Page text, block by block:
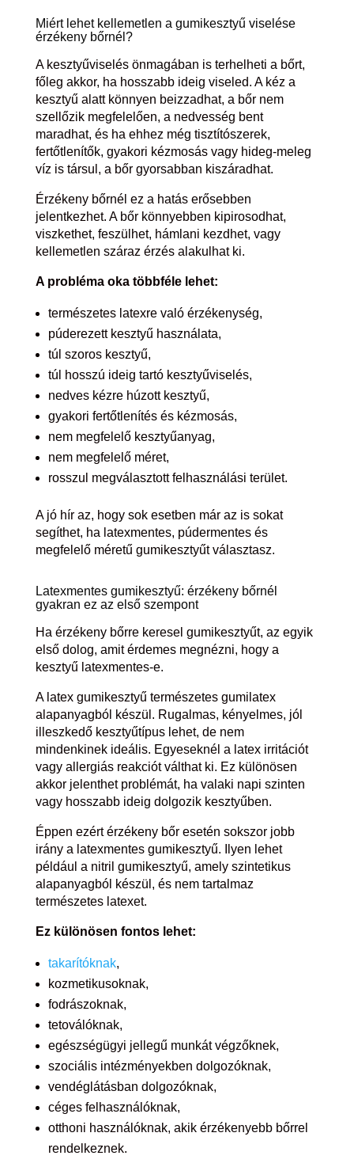
Miért lehet kellemetlen a gumikesztyű viselése
érzékeny bőrnél?
A kesztyűviselés önmagában is terhelheti a bőrt,
főleg akkor, ha hosszabb ideig viseled. A kéz a
kesztyű alatt könnyen beizzadhat, a bőr nem
szellőzik megfelelően, a nedvesség bent
maradhat, és ha ehhez még tisztítószerek,
fertőtlenítők, gyakori kézmosás vagy hideg-meleg
víz is társul, a bőr gyorsabban kiszáradhat.
Érzékeny bőrnél ez a hatás erősebben
jelentkezhet. A bőr könnyebben kipirosodhat,
viszkethet, feszülhet, hámlani kezdhet, vagy
kellemetlen száraz érzés alakulhat ki.
A probléma oka többféle lehet:
természetes latexre való érzékenység,
púderezett kesztyű használata,
túl szoros kesztyű,
túl hosszú ideig tartó kesztyűviselés,
nedves kézre húzott kesztyű,
gyakori fertőtlenítés és kézmosás,
nem megfelelő kesztyűanyag,
nem megfelelő méret,
rosszul megválasztott felhasználási terület.
A jó hír az, hogy sok esetben már az is sokat
segíthet, ha latexmentes, púdermentes és
megfelelő méretű gumikesztyűt választasz.
Latexmentes gumikesztyű: érzékeny bőrnél
gyakran ez az első szempont
Ha érzékeny bőrre keresel gumikesztyűt, az egyik
első dolog, amit érdemes megnézni, hogy a
kesztyű latexmentes-e.
A latex gumikesztyű természetes gumilatex
alapanyagból készül. Rugalmas, kényelmes, jól
illeszkedő kesztyűtípus lehet, de nem
mindenkinek ideális. Egyeseknél a latex irritációt
vagy allergiás reakciót válthat ki. Ez különösen
akkor jelenthet problémát, ha valaki napi szinten
vagy hosszabb ideig dolgozik kesztyűben.
Éppen ezért érzékeny bőr esetén sokszor jobb
irány a latexmentes gumikesztyű. Ilyen lehet
például a nitril gumikesztyű, amely szintetikus
alapanyagból készül, és nem tartalmaz
természetes latexet.
Ez különösen fontos lehet:
takarítóknak,
kozmetikusoknak,
fodrászoknak,
tetoválóknak,
egészségügyi jellegű munkát végzőknek,
szociális intézményekben dolgozóknak,
vendéglátásban dolgozóknak,
céges felhasználóknak,
otthoni használóknak, akik érzékenyebb bőrrel
rendelkeznek.